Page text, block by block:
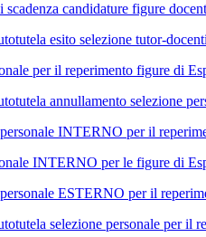
scadenza candidature figure
esito selezione tutor-
per il reperimento figure di
annullamento selezione
INTERNO per il
INTERNO per le figure di
ESTERNO per il
selezione personale per il